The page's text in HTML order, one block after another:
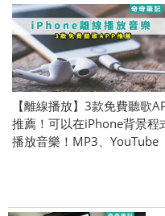
【離線播放】3款免費聽歌
推薦！可以在iPhone背景程
播放音樂！MP3、YouTube